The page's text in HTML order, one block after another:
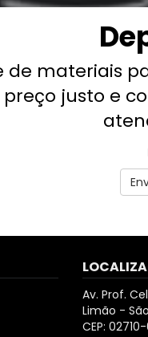
de materiais
preço justo e
Av. Prof.
Limão -
CEP: